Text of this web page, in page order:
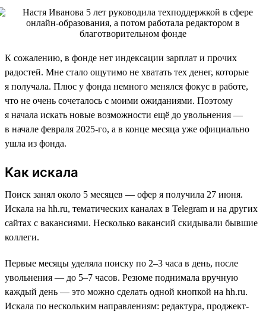
К сожалению, в фонде нет индексации зарплат и прочих
радостей. Мне стало ощутимо не хватать тех денег, которые
я получала. Плюс у фонда немного менялся фокус в работе,
что не очень сочеталось с моими ожиданиями. Поэтому
я начала искать новые возможности ещё до увольнения —
в начале февраля 2025-го, а в конце месяца уже официально
ушла из фонда.
Как искала
Поиск занял около 5 месяцев — офер я получила 27 июня.
Искала на hh.ru, тематических каналах в Telegram и на других
сайтах с вакансиями. Несколько вакансий скидывали бывшие
коллеги.
Первые месяцы уделяла поиску по 2–3 часа в день, после
увольнения — до 5–7 часов. Резюме поднимала вручную
каждый день — это можно сделать одной кнопкой на hh.ru.
Искала по нескольким направлениям: редактура, проджект-